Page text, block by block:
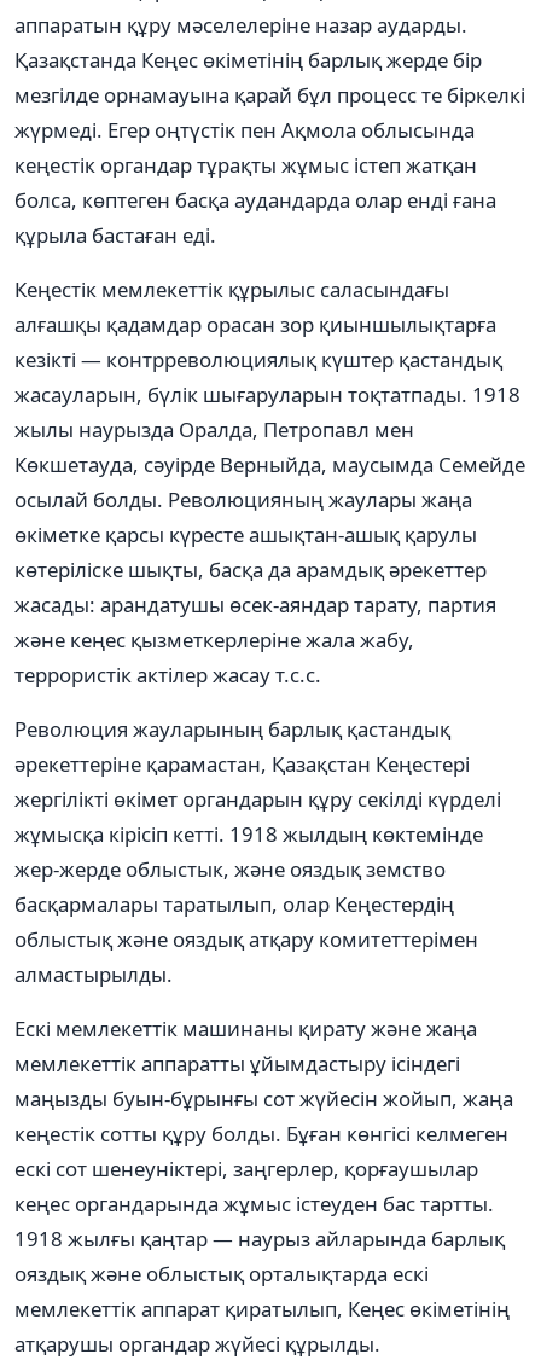
аппаратын құру мәселелеріне назар аударды.
Қазақстанда Кеңес өкіметінің барлық жерде бір
мезгілде орнамауына қарай бұл процесс те біркелкі
жүрмеді. Егер оңтүстік пен Ақмола облысында
кеңестік органдар тұрақты жұмыс істеп жатқан
болса, көптеген басқа аудандарда олар енді ғана
құрыла бастаған еді.
Кеңестік мемлекеттік құрылыс саласындағы
алғашқы қадамдар орасан зор қиыншылықтарға
кезікті — контрреволюциялық күштер қастандық
жасауларын, бүлік шығаруларын тоқтатпады. 1918
жылы наурызда Оралда, Петропавл мен
Көкшетауда, сәуірде Верныйда, маусымда Семейде
осылай болды. Революцияның жаулары жаңа
өкіметке қарсы күресте ашықтан-ашық қарулы
көтеріліске шықты, басқа да арамдық әрекеттер
жасады: арандатушы өсек-аяндар тарату, партия
және кеңес қызметкерлеріне жала жабу,
террористік актілер жасау т.с.с.
Революция жауларының барлық қастандық
әрекеттеріне қарамастан, Қазақстан Кеңестері
жергілікті өкімет органдарын құру секілді күрделі
жұмысқа кірісіп кетті. 1918 жылдың көктемінде
жер-жерде облыстык, және ояздық земство
басқармалары таратылып, олар Кеңестердің
облыстық және ояздық атқару комитеттерімен
алмастырылды.
Ескі мемлекеттік машинаны қирату және жаңа
мемлекеттік аппаратты ұйымдастыру ісіндегі
маңызды буын-бұрынғы сот жүйесін жойып, жаңа
кеңестік сотты құру болды. Бұған көнгісі келмеген
ескі сот шенеуніктері, заңгерлер, қорғаушылар
кеңес органдарында жұмыс істеуден бас тартты.
1918 жылғы қаңтар — наурыз айларында барлық
ояздық және облыстық орталықтарда ескі
мемлекеттік аппарат қиратылып, Кеңес өкіметінің
атқарушы органдар жүйесі құрылды.